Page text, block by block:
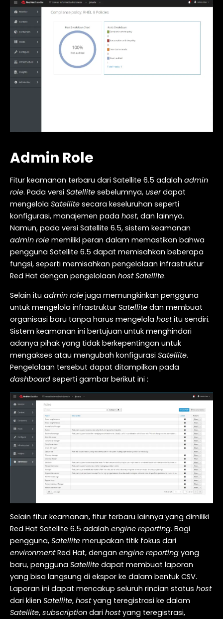
Admin Role
Fitur keamanan terbaru dari Satellite 6.5 adalah admin
role. Pada versi Satellite sebelumnya, userdapat
mengelola Satellite secara keseluruhan seperti
konfigurasi, manajemen pada host, dan lainnya.
Namun, pada versi Satellite 6.5, sistem keamanan
admin role memiliki peran dalam memastikan bahwa
pengguna Satellite 6.5 dapat memisahkan beberapa
fungsi, seperti memisahkan pengelolaan infrastruktur
Red Hat dengan pengelolaan host Satellite.
Selain itu admin role juga memungkinkan pengguna
untuk mengelola infrastruktur Satellite dan membuat
organisasi baru tanpa harus mengelola hostitu sendiri.
Sistem keamanan ini bertujuan untuk menghindari
adanya pihak yang tidak berkepentingan untuk
mengakses atau mengubah konfigurasi Satellite.
Pengelolaan tersebut dapat ditampilkan pada
dashboard seperti gambar berikut ini :
Selain fitur keamanan, fitur terbaru lainnya yang dimiliki
Red Hat Satellite 6.5 adalah engine reporting. Bagi
pengguna, Satellite merupakan titik fokus dari
environmentRed Hat, dengan engine reporting yang
baru, pengguna Satellite dapat membuat laporan
yang bisa langsung di ekspor ke dalam bentuk CSV.
Laporan ini dapat mencakup seluruh rincian status host
dari klien Satellite, hostyang teregistrasi ke dalam
Satellite, subscription dari hostyang teregistrasi,